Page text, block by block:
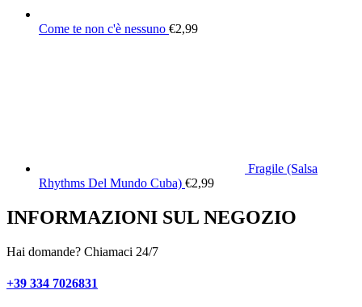
Come te non c'è nessuno €2,99
Fragile (Salsa
Rhythms Del Mundo Cuba) €2,99
INFORMAZIONI SUL NEGOZIO
Hai domande? Chiamaci 24/7
+39 334 7026831